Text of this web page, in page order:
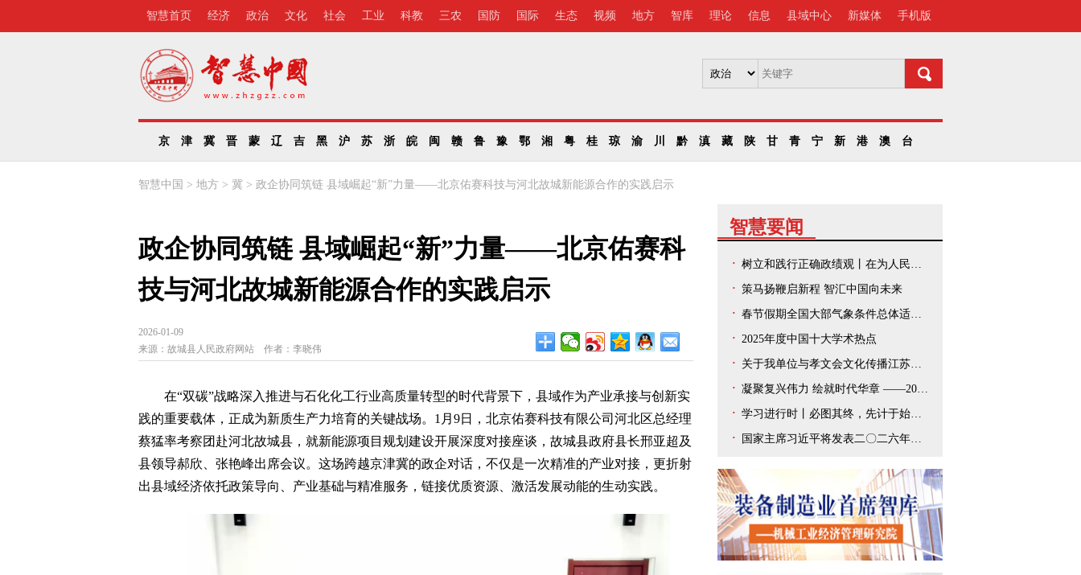
智慧首页 经济 政治 文化 社会 工业 科教 三农 国防 国际 生态 视频 地方 智库 理论 信息 县域中心 新媒体 手机版
京 津 冀 晋 蒙 辽 吉 黑 沪 苏 浙 皖 闽 赣 鲁 豫 鄂 湘 粤 桂 琼 渝 川 黔 滇 藏 陕 甘 青 宁 新 港 澳 台
智慧中国 > 地方 > 冀 > 政企协同筑链 县域崛起“新”力量——北京佑赛科技与河北故城新能源合作的实践启示
政企协同筑链 县域崛起“新”力量——北京佑赛科
技与河北故城新能源合作的实践启示
2026-01-09
来源： 故城县人民政府网站 作者： 李晓伟
在“双碳”战略深入推进与石化化工行业高质量转型的时代背景下，县域作为产业承接与创新实
践的重要载体，正成为新质生产力培育的关键战场。1月9日，北京佑赛科技有限公司河北区总经理
蔡猛率考察团赴河北故城县，就新能源项目规划建设开展深度对接座谈，故城县政府县长邢亚超及
县领导郝欣、张艳峰出席会议。这场跨越京津冀的政企对话，不仅是一次精准的产业对接，更折射
出县域经济依托政策导向、产业基础与精准服务，链接优质资源、激活发展动能的生动实践。
智慧要闻
树立和践行正确政绩观丨在为人民出政绩、以实干出政绩上走在前、作示范——中央和国家机关、人民团体扎实开展树立和践行正确政绩观学习教育
策马扬鞭启新程 智汇中国向未来
春节假期全国大部气象条件总体适宜出游
2025年度中国十大学术热点
关于我单位与孝文会文化传播江苏有限公司解除合作协议的声明
凝聚复兴伟力 绘就时代华章 ——2025年宣传思想文化事业开创新局面
学习进行时丨必图其终，先计于始——总书记新年贺词给我们以深刻启迪
国家主席习近平将发表二〇二六年新年贺词